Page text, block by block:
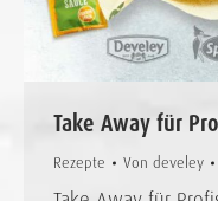
Take Away für
Rezepte Von develey